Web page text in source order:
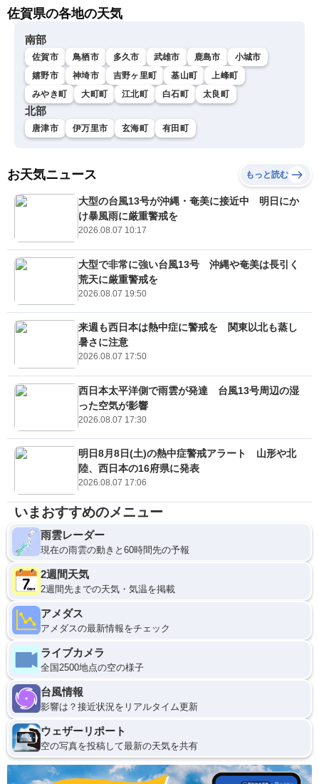
佐賀県の各地の天気
南部
佐賀市 鳥栖市 多久市 武雄市 鹿島市
小城市
嬉野市
神埼市 吉野ヶ里町 基山町
上峰町
みやき町
大町町 江北町 白石町 太良町
北部
唐津市 伊万里市 玄海町 有田町
お天気ニュース もっと読む
大型の台風13号が沖縄・奄美に接近中 明日にか
け暴風雨に厳重警戒を
2026.08.07 10:17
大型で非常に強い台風13号 沖縄や奄美は長引く
荒天に厳重警戒を
2026.08.07 19:50
来週も西日本は熱中症に警戒を 関東以北も蒸し
暑さに注意
2026.08.07 17:50
西日本太平洋側で雨雲が発達 台風13号周辺の湿
った空気が影響
2026.08.07 17:30
明日8月8日(土)の熱中症警戒アラート 山形や北
陸、西日本の16府県に発表
2026.08.07 17:06
いまおすすめのメニュー
雨雲レーダー
現在の雨雲の動きと60時間先の予報
2週間天気
2週間先までの天気・気温を掲載
アメダス
アメダスの最新情報をチェック
ライブカメラ
全国2500地点の空の様子
台風情報
影響は？接近状況をリアルタイム更新
ウェザーリポート
空の写真を投稿して最新の天気を共有